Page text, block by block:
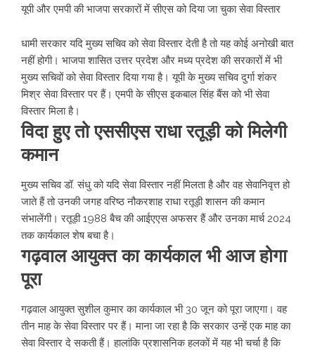
यूपी और एमपी की भाजपा सरकारों में सीएस को दिया जा चुका सेवा विस्तार
धामी सरकार यदि मुख्य सचिव को सेवा विस्तार देती है तो यह कोई अनोखी बात
नहीं होगी। भाजपा शासित उत्तर प्रदेश और मध्य प्रदेश की सरकारों में भी
मुख्य सचिवों को सेवा विस्तार दिया गया है। यूपी के मुख्य सचिव दुर्गा शंकर
मिश्र सेवा विस्तार पर हैं। एमपी के सीएस इकबाल सिंह बैंस को भी सेवा
विस्तार मिला है।
विदा हुए तो एससीएस राधा रतूड़ी को मिलेगी
कमान
मुख्य सचिव डॉ. संधु को यदि सेवा विस्तार नहीं मिलता है और वह सेवानिवृत्त हो
जाते हैं तो उनकी जगह वरिष्ठ नौकरशाह राधा रतूड़ी शासन की कमान
संभालेंगी। रतूड़ी 1988 बैच की आईएएस अफसर हैं और उनका मार्च 2024
तक कार्यकाल शेष बचा है।
गढ़वाल आयुक्त का कार्यकाल भी आज होगा
पूरा
गढ़वाल आयुक्त सुशील कुमार का कार्यकाल भी 30 जून को पूरा जाएगा। वह
तीन माह के सेवा विस्तार पर हैं। माना जा रहा है कि सरकार उन्हें एक माह का
सेवा विस्तार दे सकती हैं। हालांकि प्रशासनिक हलकों में यह भी चर्चा है कि